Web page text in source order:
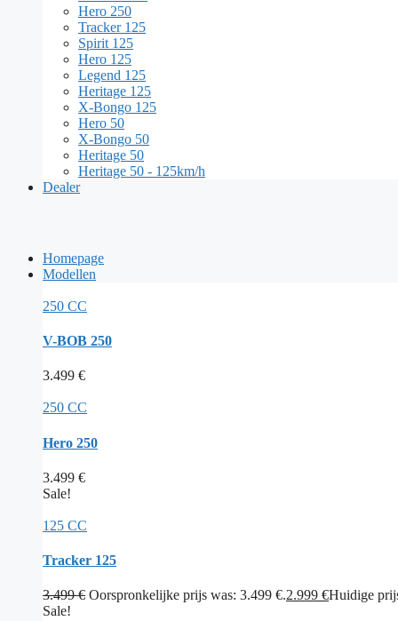
Hero 250
Tracker 125
Spirit 125
Hero 125
Legend 125
Heritage 125
X-Bongo 125
Hero 50
X-Bongo 50
Heritage 50
Heritage 50 - 125km/h
Dealer
Homepage
Modellen
250 CC
V-BOB 250
3.499 €
250 CC
Hero 250
3.499 €
Sale!
125 CC
Tracker 125
3.499€ Oorspronkelijke prijs was: 3.499 €.2.999 €Huidige
Sale!